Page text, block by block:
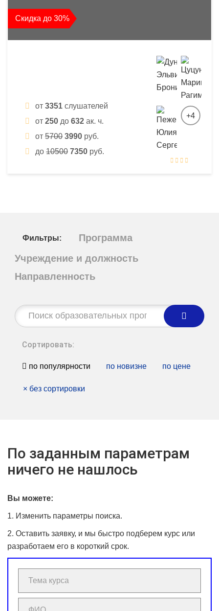
Скидка до 30%
от 3351 слушателей
от 250 до 632 ак. ч.
от 5700 3990 руб.
до 10500 7350 руб.
+4
Фильтры:
Программа
Учреждение и должность
Направленность
Строка
поиска:
Сортировать:
по популярности по новизне по цене
× без сортировки
По заданным параметрам
ничего не нашлось
Вы можете:
1. Изменить параметры поиска.
2. Оставить заявку, и мы быстро подберем курс или
разработаем его в короткий срок.